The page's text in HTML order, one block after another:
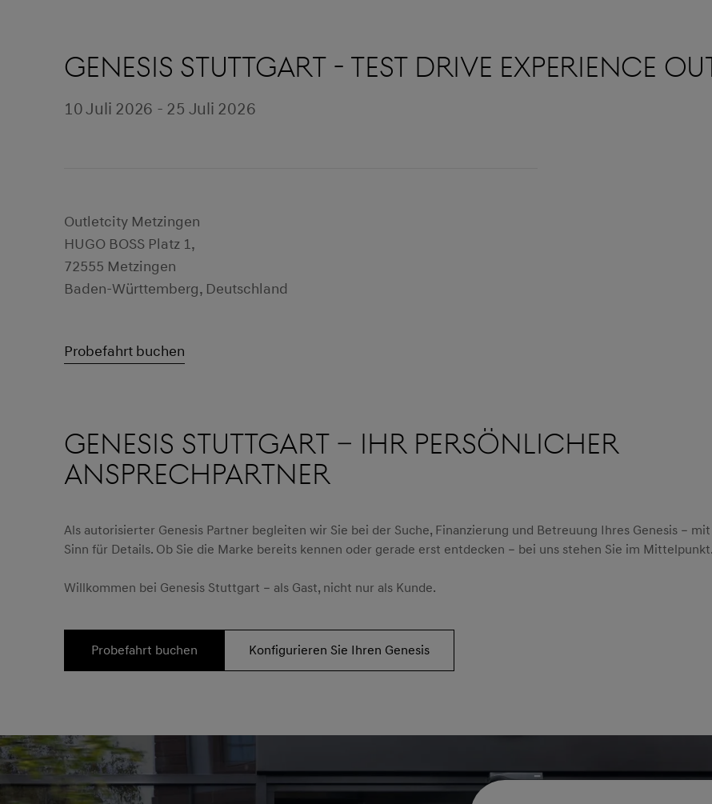
GENESIS STUTTGART - TEST DRIVE EXPERIENCE
10 Juli 2026 - 25 Juli 2026
Outletcity Metzingen
HUGO BOSS Platz 1,
72555 Metzingen
Baden-Württemberg, Deutschland
Probefahrt buchen
GENESIS STUTTGART – IHR PERSÖNLICHER
ANSPRECHPARTNER​
Als autorisierter Genesis Partner begleiten wir Sie bei der Suche, Finanzierung und Betreuung Ihres Genesis –
Sinn für Details. Ob Sie die Marke bereits kennen oder gerade erst entdecken – bei uns stehen Sie im Mittelpunkt.​
Willkommen bei Genesis Stuttgart – als Gast, nicht nur als Kunde.
Probefahrt buchen Konfigurieren Sie Ihren Genesis